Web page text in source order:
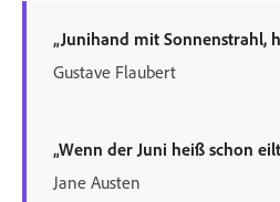
„Junihand mit Sonnenstrahl,
Gustave Flaubert
„Wenn der Juni heiß schon
Jane Austen